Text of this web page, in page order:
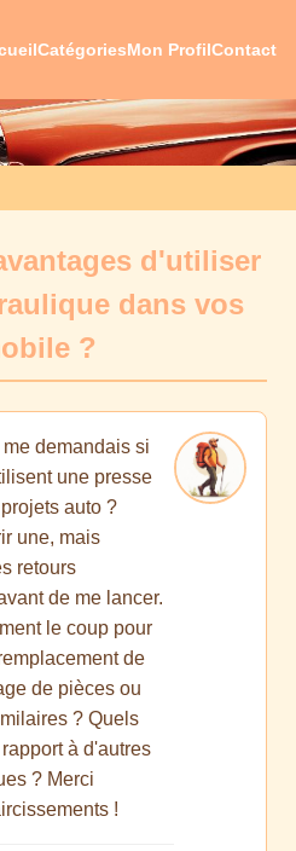
CatégoriesMon ProfilContact
d'utiliser
dans vos
?
demandais si
une presse
auto ?
une, mais
retours
de me lancer.
le coup pour
de
de pièces ou
? Quels
à d'autres
? Merci
!